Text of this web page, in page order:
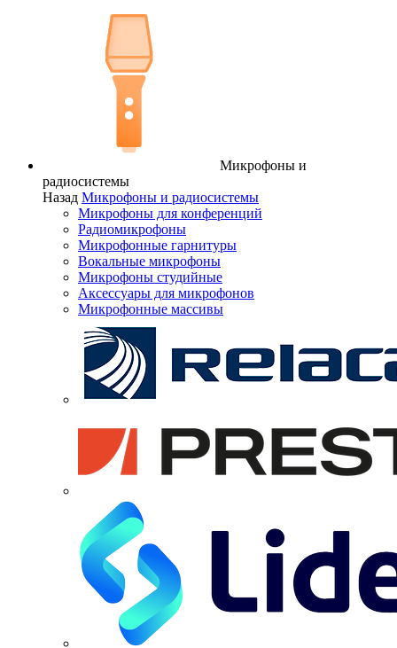
Микрофоны и
радиосистемы
Назад Микрофоны и радиосистемы
Микрофоны для конференций
Радиомикрофоны
Микрофонные гарнитуры
Вокальные микрофоны
Микрофоны студийные
Аксессуары для микрофонов
Микрофонные массивы